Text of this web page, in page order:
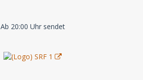
Ab 20:00 Uhr sendet